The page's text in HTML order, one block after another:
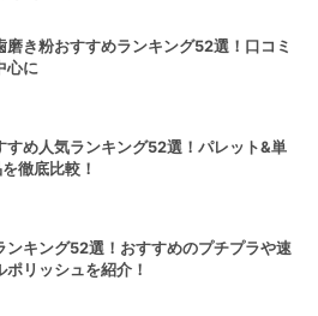
磨き粉おすすめランキング52選！口コミ
心に
すめ人気ランキング52選！パレット&単
徹底比較！
ンキング52選！おすすめのプチプラや速
リッシュを紹介！